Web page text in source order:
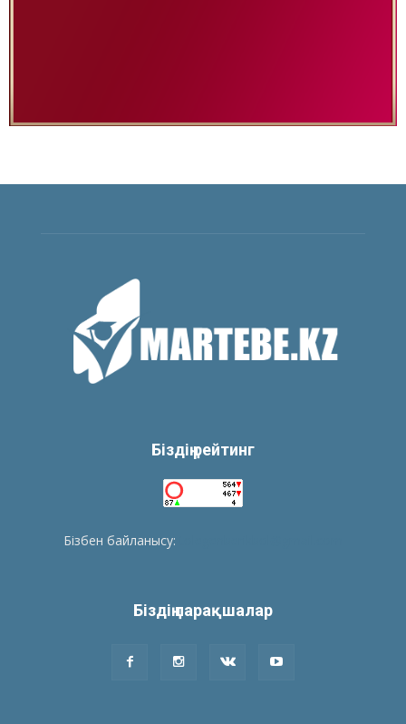
Біздің рейтинг
Бізбен байланысу:
Біздің парақшалар